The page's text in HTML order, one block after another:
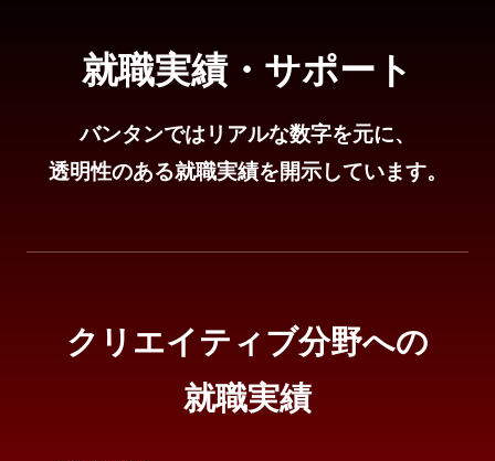
就職実績・サポート
バンタンではリアルな数字を元に、
透明性のある就職実績を開示しています。
クリエイティブ分野への
就職実績